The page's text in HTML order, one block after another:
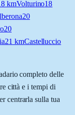
kmVolturino18
20
20
21 kmCastelluccio
completo delle
città e i tempi di
centrarla sulla tua